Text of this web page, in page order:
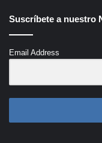
Suscríbete a nuestro
Email Address